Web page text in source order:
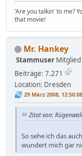
'Are you talkin' to me?
that movie!
Mr. Hankey
Stammuser Mitglied
Beiträge: 7.271
Location: Dresden
29 März 2008, 12:50:08
Zitat von:
So sehe ich das
wundert mich gar